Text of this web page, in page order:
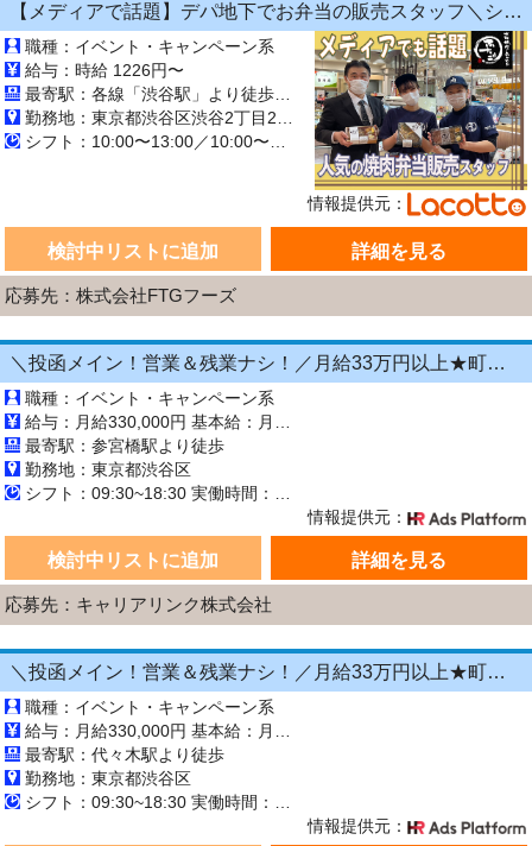
【メディアで話題】デパ地下でお弁当の販売スタッフ＼シフト融通⇒週1日×4h～*扶養内OK／★経験・年齢・ブランク不問★Wワークにも最適♪【履歴書不要×昇給あり】
職種：イベント・キャンペーン系
給与：時給 1226円〜
情報提供元：
検討中リストに追加 詳細を見る
応募先：株式会社FTGフーズ
＼投函メイン！営業＆残業ナシ！／月給33万円以上★町歩きをしながら投函♪20～50代活躍中☆年間休日125日以上！[26750230]
職種：イベント・キャンペーン系
給与：月給330,000円 基本給：月330,000円 ※固定残業代（月45時間分の70,000円）を上記に含む ※超過時間分は別途支給 ■交通費支給（規定あり） ■賞与：年2回（6月・12月） 固定残業代の有無：有り 固定残業代の金額：70,000 固定残業代の時間：45時間 ※超過分は別途支給します。
最寄駅：参宮橋駅より徒歩
勤務地：東京都渋谷区
シフト：09:30~18:30 実働時間：8時間／日 休憩1時間
情報提供元：
検討中リストに追加 詳細を見る
応募先：キャリアリンク株式会社
＼投函メイン！営業＆残業ナシ！／月給33万円以上★町歩きをしながら投函♪20～50代活躍中☆年間休日125日以上！[26750237]
職種：イベント・キャンペーン系
給与：月給330,000円 基本給：月330,000円 ※固定残業代（月45時間分の70,000円）を上記に含む ※超過時間分は別途支給 ■交通費支給（規定あり） ■賞与：年2回（6月・12月） 固定残業代の有無：有り 固定残業代の金額：70,000 固定残業代の時間：45時間 ※超過分は別途支給します。
最寄駅：代々木駅より徒歩
勤務地：東京都渋谷区
シフト：09:30~18:30 実働時間：8時間／日 休憩1時間
情報提供元：